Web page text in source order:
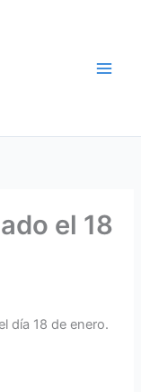
el 18
día 18 de enero.